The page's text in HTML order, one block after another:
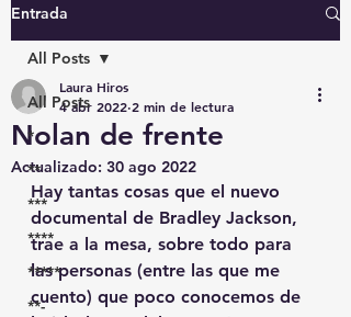
Entrada
All Posts
*
**
***
****
*****
**-
All Posts
Nolan de frente
Laura Hiros
4 abr 2022 2 min de lectura
Actualizado: 30 ago 2022
Hay tantas cosas que el nuevo
documental de Bradley Jackson,
trae a la mesa, sobre todo para
las personas (entre las que me
cuento) que poco conocemos de